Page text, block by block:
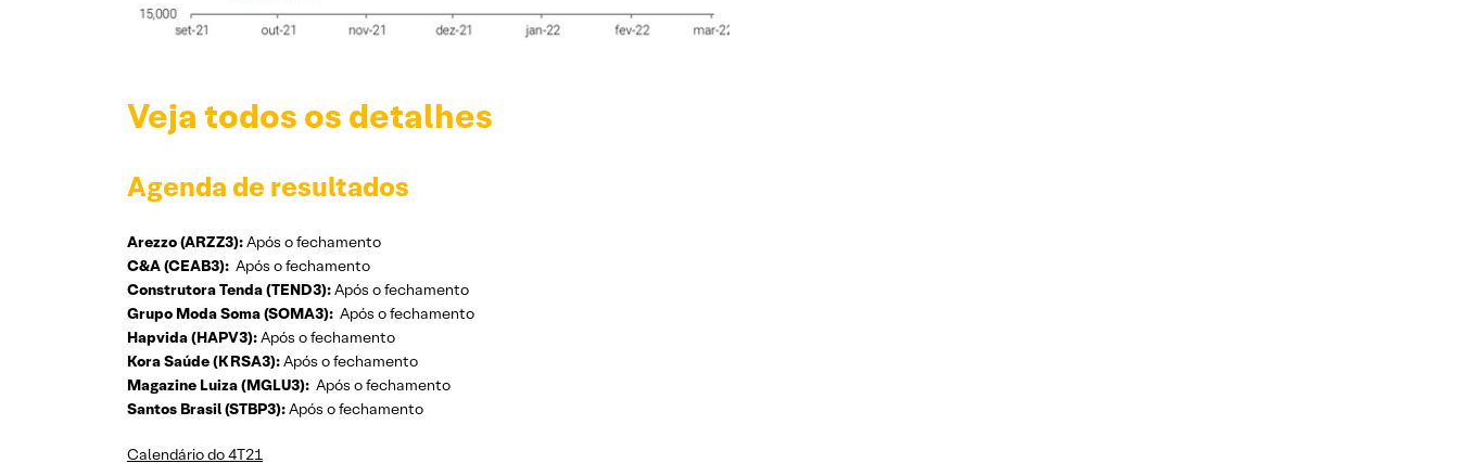
Veja todos os detalhes
Agenda de resultados
Arezzo (ARZZ3):Após o fechamento
C&A (CEAB3): Após o fechamento
Construtora Tenda (TEND3):Após o fechamento
Grupo Moda Soma (SOMA3): Após o fechamento
Hapvida (HAPV3):Após o fechamento
Kora Saúde (KRSA3):Após o fechamento
Magazine Luiza (MGLU3): Após o fechamento
Santos Brasil (STBP3):Após o fechamento
Calendário do 4T21